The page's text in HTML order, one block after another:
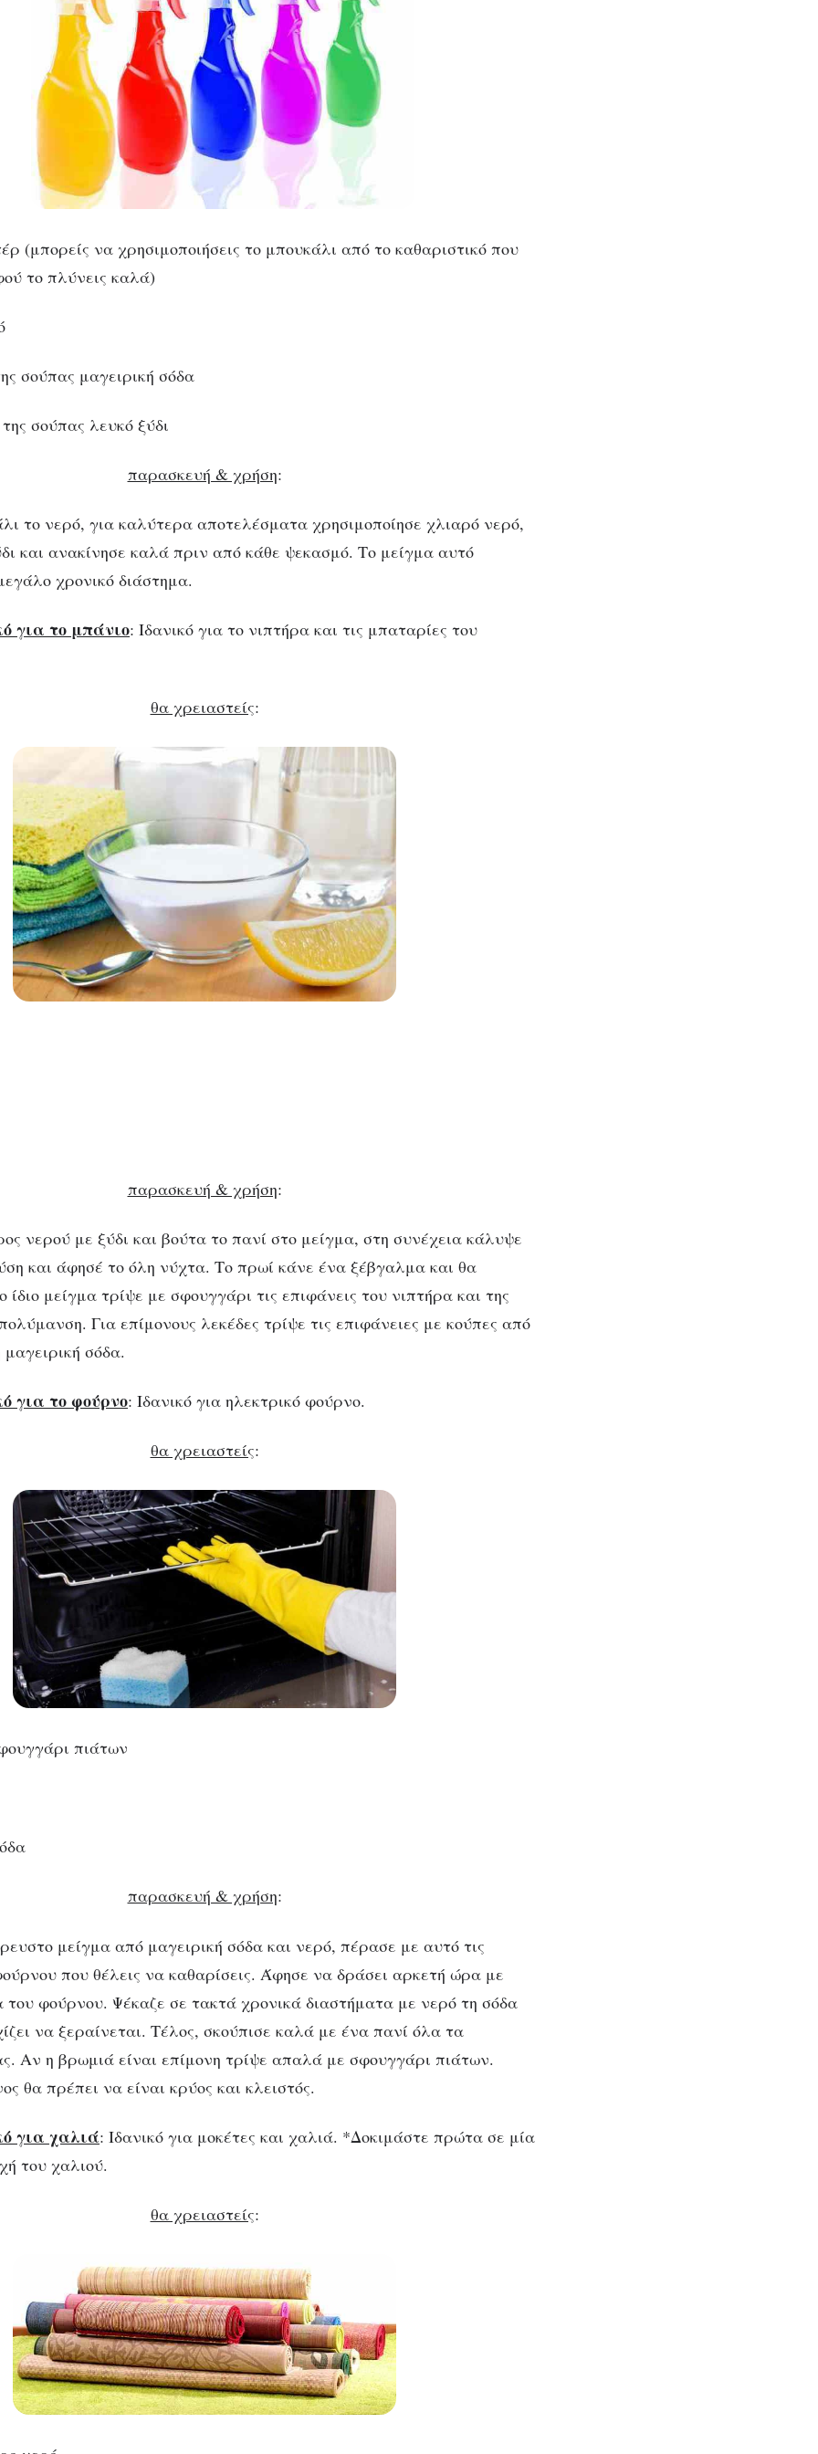
(μπορείς να χρησιμοποιήσεις το μπουκάλι από το καθαριστικό που
το πλύνεις καλά)
σούπας μαγειρική σόδα
σούπας λευκό ξύδι
παρασκευή & χρήση:
το νερό, για καλύτερα αποτελέσματα χρησιμοποίησε χλιαρό νερό,
και ανακίνησε καλά πριν από κάθε ψεκασμό. Το μείγμα αυτό
χρονικό διάστημα.
για το μπάνιο: Ιδανικό για το νιπτήρα και τις μπαταρίες του
θα χρειαστείς:
παρασκευή & χρήση:
νερού με ξύδι και βούτα το πανί στο μείγμα, στη συνέχεια κάλυψε
και άφησέ το όλη νύχτα. Το πρωί κάνε ένα ξέβγαλμα και θα
μείγμα τρίψε με σφουγγάρι τις επιφάνεις του νιπτήρα και της
Για επίμονους λεκέδες τρίψε τις επιφάνειες με κούπες από
σόδα.
για το φούρνο: Ιδανικό για ηλεκτρικό φούρνο.
θα χρειαστείς:
πιάτων
παρασκευή & χρήση:
μείγμα από μαγειρική σόδα και νερό, πέρασε με αυτό τις
που θέλεις να καθαρίσεις. Άφησε να δράσει αρκετή ώρα με
του φούρνου. Ψέκαζε σε τακτά χρονικά διαστήματα με νερό τη σόδα
να ξεραίνεται. Τέλος, σκούπισε καλά με ένα πανί όλα τα
Αν η βρωμιά είναι επίμονη τρίψε απαλά με σφουγγάρι πιάτων.
θα πρέπει να είναι κρύος και κλειστός.
για χαλιά: Ιδανικό για μοκέτες και χαλιά. *Δοκιμάστε πρώτα σε μία
του χαλιού.
θα χρειαστείς: